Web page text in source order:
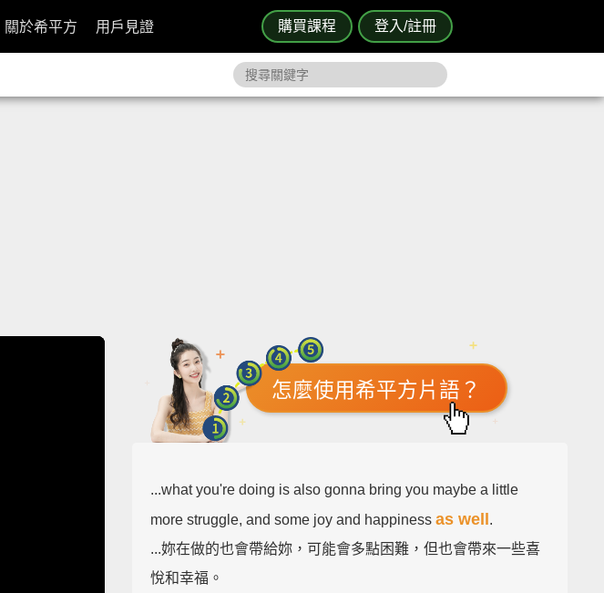
購買課程 登入/註冊
關於希平方 用戶見證
怎麼使用希平方片語？
...what you're doing is also gonna bring you maybe a little
more struggle, and some joy and happinessas well.
...妳在做的也會帶給妳，可能會多點困難，但也會帶來一些喜
悅和幸福。